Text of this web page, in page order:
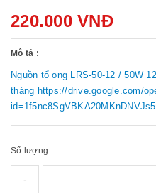
220.000 VNĐ
Mô tả :
Nguồn tổ ong LRS-50-12 / 50W
tháng https://drive.google.com/
Số lượng
-